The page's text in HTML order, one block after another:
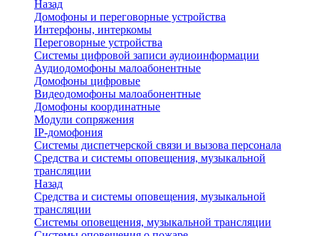
Назад
Домофоны и переговорные устройства
Интерфоны, интеркомы
Переговорные устройства
Системы цифровой записи аудиоинформации
Аудиодомофоны малоабонентные
Домофоны цифровые
Видеодомофоны малоабонентные
Домофоны координатные
Модули сопряжения
IP-домофония
Системы диспетчерской связи и вызова персонала
Средства и системы оповещения, музыкальной
трансляции
Назад
Средства и системы оповещения, музыкальной
трансляции
Системы оповещения, музыкальной трансляции